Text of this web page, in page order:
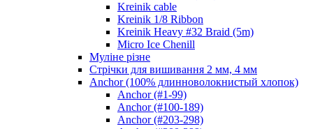
Kreinik cable
Kreinik 1/8 Ribbon
Kreinik Heavy #32 Braid (5m)
Micro Ice Chenill
Муліне різне
Стрічки для вишивання 2 мм, 4 мм
Anchor (100% длинноволокнистый хлопок)
Anchor (#1-99)
Anchor (#100-189)
Anchor (#203-298)